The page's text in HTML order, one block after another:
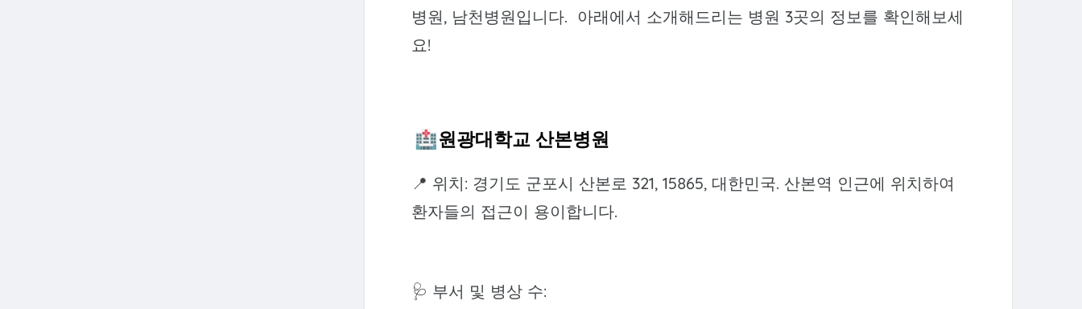
병원, 남천병원입니다. 아래에서 소개해드리는 병원 3곳의 정보를 확인해보세
요!
🏥원광대학교 산본병원
📍 위치: 경기도 군포시 산본로 321, 15865, 대한민국. 산본역 인근에 위치하여
환자들의 접근이 용이합니다.
🩺 부서 및 병상 수: